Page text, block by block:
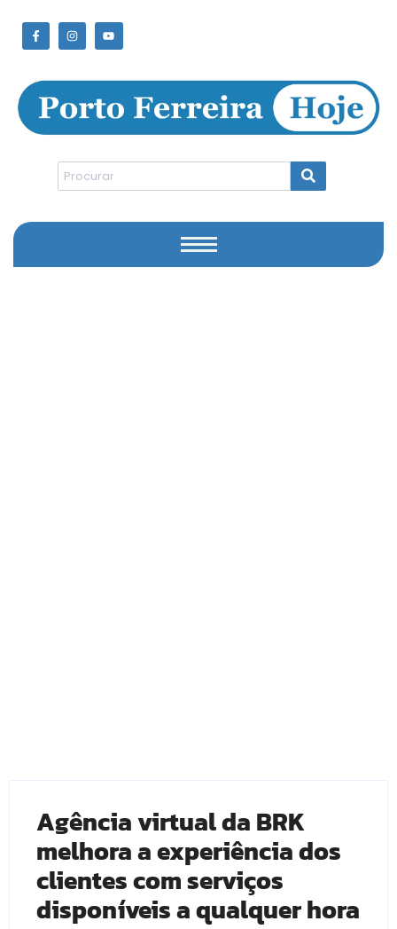
Agência virtual da BRK
melhora a experiência dos
clientes com serviços
disponíveis a qualquer hora